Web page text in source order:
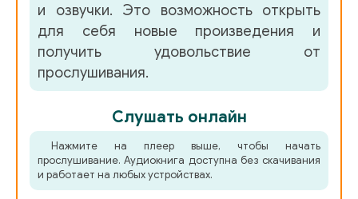
и озвучки. Это возможность открыть
для себя новые произведения и
получить удовольствие от
прослушивания.
Слушать онлайн
Нажмите на плеер выше, чтобы начать
прослушивание. Аудиокнига доступна без скачивания
и работает на любых устройствах.